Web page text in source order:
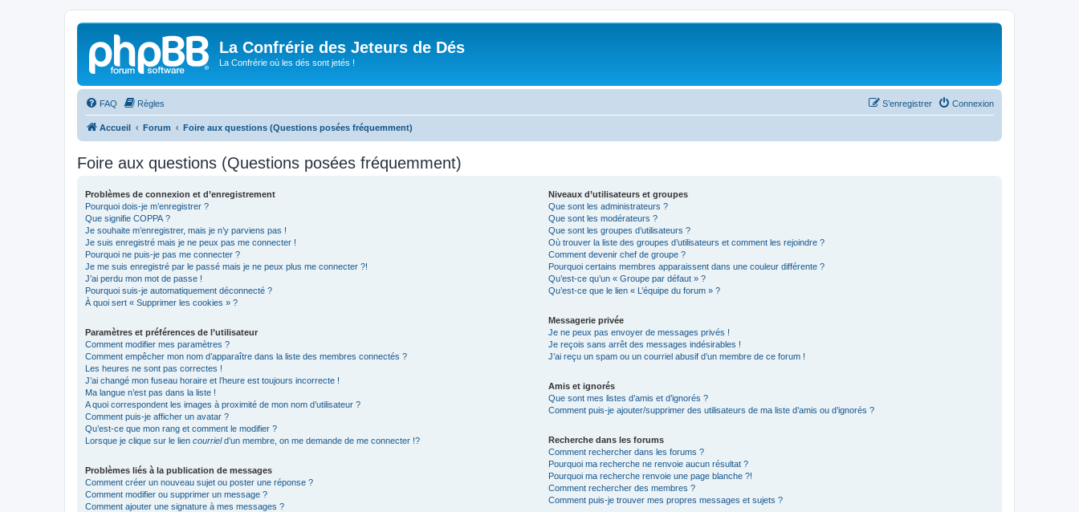
La Confrérie des Jeteurs de Dés
La Confrérie où les dés sont jetés !
FAQ Règles Connexion
S’enregistrer
Accueil Forum Foire aux questions (Questions posées fréquemment)
Foire aux questions (Questions posées fréquemment)
Problèmes de connexion et d’enregistrement
Pourquoi dois-je m’enregistrer ?
Que signifie COPPA ?
Je souhaite m’enregistrer, mais je n’y parviens pas !
Je suis enregistré mais je ne peux pas me connecter !
Pourquoi ne puis-je pas me connecter ?
Je me suis enregistré par le passé mais je ne peux plus me connecter ?!
J’ai perdu mon mot de passe !
Pourquoi suis-je automatiquement déconnecté ?
À quoi sert « Supprimer les cookies » ?
Paramètres et préférences de l’utilisateur
Comment modifier mes paramètres ?
Comment empêcher mon nom d’apparaître dans la liste des membres connectés ?
Les heures ne sont pas correctes !
J’ai changé mon fuseau horaire et l’heure est toujours incorrecte !
Ma langue n’est pas dans la liste !
A quoi correspondent les images à proximité de mon nom d’utilisateur ?
Comment puis-je afficher un avatar ?
Qu’est-ce que mon rang et comment le modifier ?
Lorsque je clique sur le lien courrield’un membre, on me demande de me connecter !?
Problèmes liés à la publication de messages
Comment créer un nouveau sujet ou poster une réponse ?
Comment modifier ou supprimer un message ?
Comment ajouter une signature à mes messages ?
Niveaux d’utilisateurs et groupes
Que sont les administrateurs ?
Que sont les modérateurs ?
Que sont les groupes d’utilisateurs ?
Où trouver la liste des groupes d’utilisateurs et comment les rejoindre ?
Comment devenir chef de groupe ?
Pourquoi certains membres apparaissent dans une couleur différente ?
Qu’est-ce qu’un « Groupe par défaut » ?
Qu’est-ce que le lien « L’équipe du forum » ?
Messagerie privée
Je ne peux pas envoyer de messages privés !
Je reçois sans arrêt des messages indésirables !
J’ai reçu un spam ou un courriel abusif d’un membre de ce forum !
Amis et ignorés
Que sont mes listes d’amis et d’ignorés ?
Comment puis-je ajouter/supprimer des utilisateurs de ma liste d’amis ou d’ignorés ?
Recherche dans les forums
Comment rechercher dans les forums ?
Pourquoi ma recherche ne renvoie aucun résultat ?
Pourquoi ma recherche renvoie une page blanche ?!
Comment rechercher des membres ?
Comment puis-je trouver mes propres messages et sujets ?